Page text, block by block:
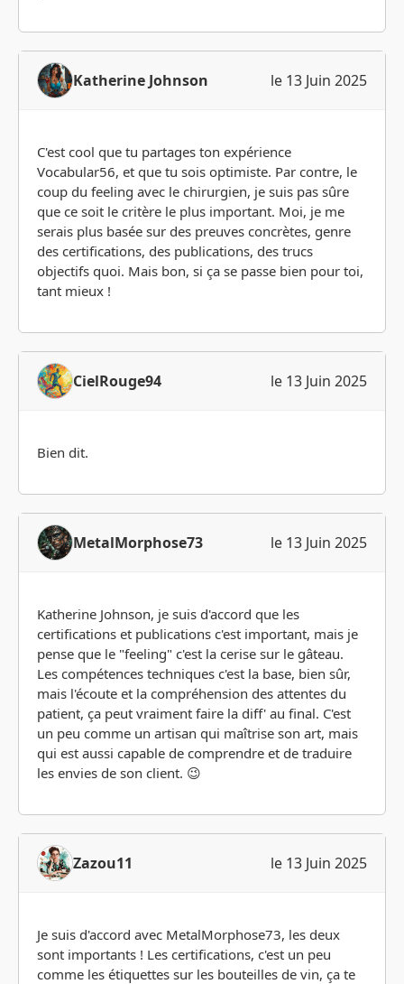
Katherine Johnson le 13 Juin 2025
C'est cool que tu partages ton expérience
Vocabular56, et que tu sois optimiste. Par contre, le
coup du feeling avec le chirurgien, je suis pas sûre
que ce soit le critère le plus important. Moi, je me
serais plus basée sur des preuves concrètes, genre
des certifications, des publications, des trucs
objectifs quoi. Mais bon, si ça se passe bien pour toi,
tant mieux !
CielRouge94 le 13 Juin 2025
Bien dit.
MetalMorphose73 le 13 Juin 2025
Katherine Johnson, je suis d'accord que les
certifications et publications c'est important, mais je
pense que le "feeling" c'est la cerise sur le gâteau.
Les compétences techniques c'est la base, bien sûr,
mais l'écoute et la compréhension des attentes du
patient, ça peut vraiment faire la diff' au final. C'est
un peu comme un artisan qui maîtrise son art, mais
qui est aussi capable de comprendre et de traduire
les envies de son client. 😉
Zazou11 le 13 Juin 2025
Je suis d'accord avec MetalMorphose73, les deux
sont importants ! Les certifications, c'est un peu
comme les étiquettes sur les bouteilles de vin, ça te